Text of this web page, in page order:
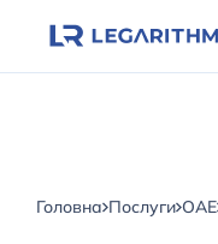
Головна Послуги ОАЕ